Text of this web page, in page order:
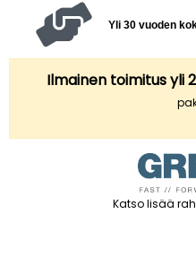
Yli 30 vuoden
Ilmainen toimitus yli
Katso lisää